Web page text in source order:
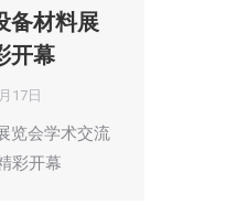
备材料展
开幕
17日
览会学术交流
彩开幕